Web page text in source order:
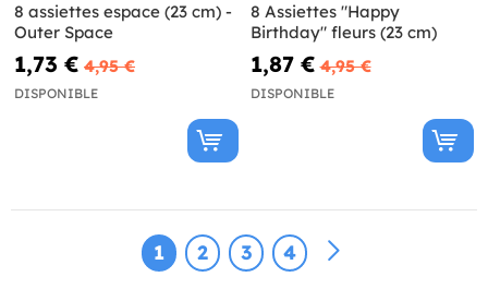
8 assiettes espace (23 cm) -
Outer Space
1,73 € 4,95 €
DISPONIBLE
8 Assiettes "Happy
Birthday" fleurs (23 cm)
1,87 € 4,95 €
DISPONIBLE
1 2 3 4